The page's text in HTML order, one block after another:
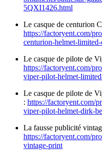
5QXI1426.html
Le casque de centurion
https://factoryent.com/
centurion-helmet-
Le casque de pilote de
https://factoryent.com/
viper-pilot-helmet-
Le casque de pilote de
: https://factoryent.com/
viper-pilot-helmet-dirk-
La fausse publicité
https://factoryent.com/
vintage-print